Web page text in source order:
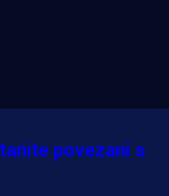
povezani s